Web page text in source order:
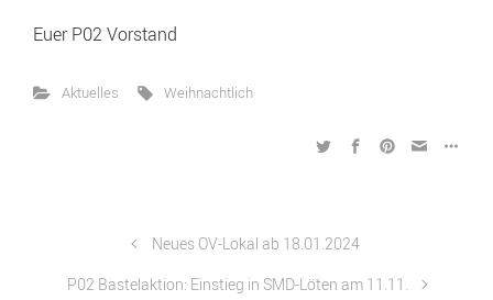
Euer P02 Vorstand
Aktuelles Weihnachtlich
Neues OV-Lokal ab 18.01.2024
P02 Bastelaktion: Einstieg in SMD-Löten am 11.11.